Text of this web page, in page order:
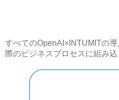
すべてのOpenAI×INTUMITの
際のビジネスプロセスに組み